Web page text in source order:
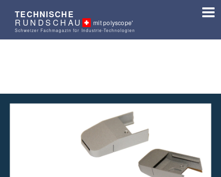
TECHNISCHE
RUNDSCHAU mit polyscope'
Schweizer Fachmagazin für Industrie-Technologien